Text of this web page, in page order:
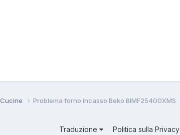
Problema forno incasso Beko BIMF25400XMS
Traduzione Politica sulla Privacy